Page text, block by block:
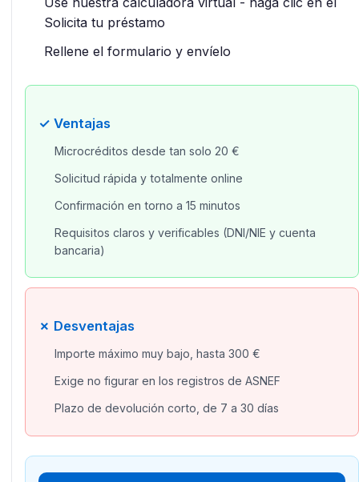
Solicita tu préstamo
Rellene el formulario y envíelo
✓ Ventajas
Microcréditos desde tan solo 20 €
Solicitud rápida y totalmente online
Confirmación en torno a 15 minutos
Requisitos claros y verificables (DNI/NIE y cuenta
bancaria)
✗ Desventajas
Importe máximo muy bajo, hasta 300 €
Exige no figurar en los registros de ASNEF
Plazo de devolución corto, de 7 a 30 días